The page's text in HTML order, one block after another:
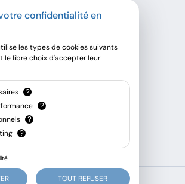
confidentialité en
les types de cookies suivants
le libre choix d'accepter leur
?
?
?
?
TOUT REFUSER